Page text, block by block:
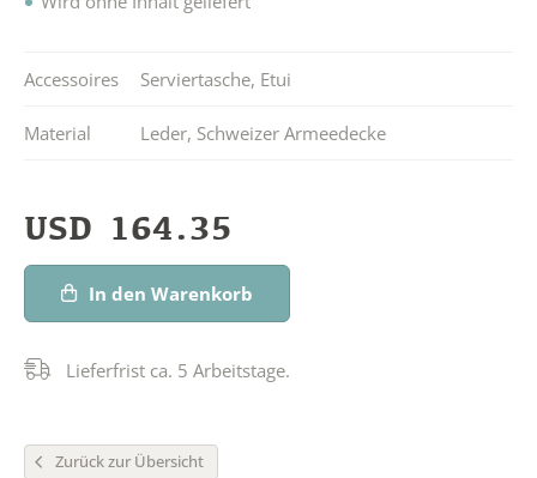
Accessoires Serviertasche, Etui
Material Leder, Schweizer Armeedecke
USD 164.35
In den Warenkorb
Lieferfrist ca. 5 Arbeitstage.
Zurück zur Übersicht